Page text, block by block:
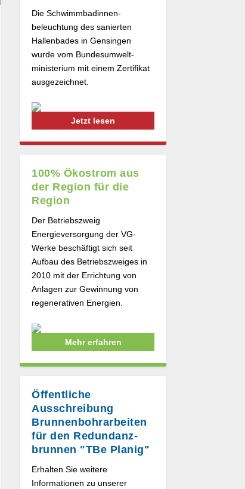
Die Schwimmbad­innen­
beleuchtung des sanierten
Hallenbades in Gensingen
wurde vom Bundes­umwelt­
ministerium mit einem Zertifikat
ausgezeichnet.
Jetzt lesen
100% Ökostrom aus
der Region für die
Region
Der Betriebszweig
Energieversorgung der VG-
Werke beschäftigt sich seit
Aufbau des Betriebszweiges in
2010 mit der Errichtung von
Anlagen zur Gewinnung von
regenerativen Energien.
Mehr erfahren
Öffentliche
Ausschreibung
Brunnen­bohrarbeiten
für den Redundanz­
brunnen "TBe Planig"
Erhalten Sie weitere
Informationen zu unserer